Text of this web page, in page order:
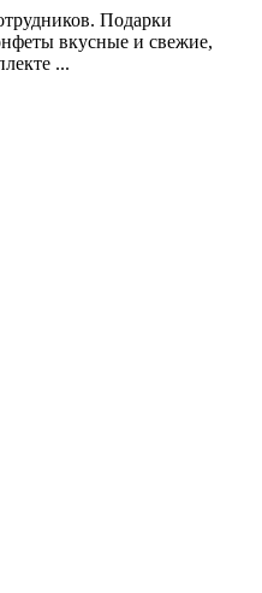
Подарки
вкусные и свежие,
...